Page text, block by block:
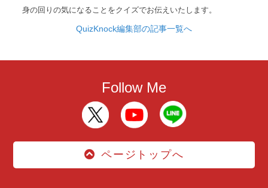
身の回りの気になることをクイズでお伝えいたします。
QuizKnock編集部の記事一覧へ
Follow Me
ページトップへ